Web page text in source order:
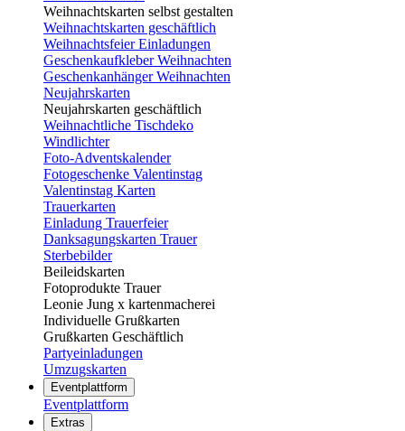
Weihnachtskarten selbst gestalten
Weihnachtskarten geschäftlich
Weihnachtsfeier Einladungen
Geschenkaufkleber Weihnachten
Geschenkanhänger Weihnachten
Neujahrskarten
Neujahrskarten geschäftlich
Weihnachtliche Tischdeko
Windlichter
Foto-Adventskalender
Fotogeschenke Valentinstag
Valentinstag Karten
Trauerkarten
Einladung Trauerfeier
Danksagungskarten Trauer
Sterbebilder
Beileidskarten
Fotoprodukte Trauer
Leonie Jung x kartenmacherei
Individuelle Grußkarten
Grußkarten Geschäftlich
Partyeinladungen
Umzugskarten
Eventplattform
Eventplattform
Extras